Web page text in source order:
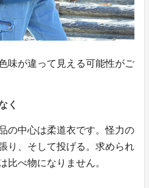
味が違って見える可能性がご
く
の中心は柔道衣です。怪力の
り、そして投げる。求められ
比べ物になりません。